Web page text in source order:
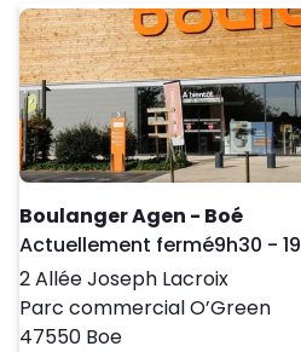
Boulanger Agen - Boé
Actuellement ferméDay of
9h30 -
2 Allée Joseph Lacroix
Parc commercial O’Green
47550 Boe